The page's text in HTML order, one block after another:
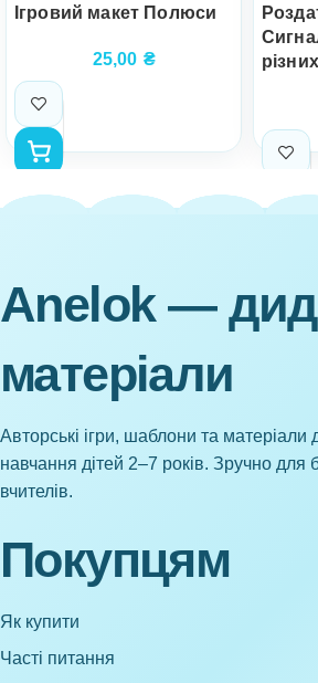
Ігровий макет Полюси
25,00 ₴
Anelok —
матеріали
Авторські ігри, шаблони та матеріали
навчання дітей 2–7 років. Зручно для
вчителів.
Покупцям
Як купити
Часті питання